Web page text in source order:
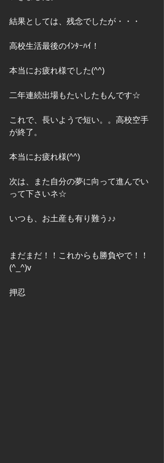
結果としては、残念でしたが・・・
高校生活最後のｲﾝﾀｰﾊｲ！
本当にお疲れ様でした(^^)
二年連続出場もたいしたもんです☆
これで、長いようで短い。。高校空手
が終了。
本当にお疲れ様(^^)
次は、また自分の夢に向って進んでい
って下さいネ☆
いつも、お土産も有り難う♪♪
まだまだ！！これからも勝負やで！！
(^_^)v
押忍